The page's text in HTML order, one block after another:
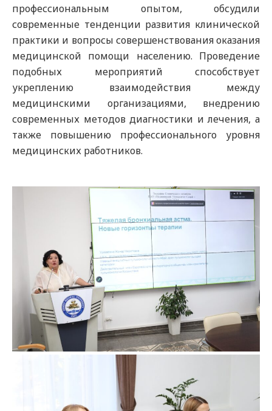
профессиональным опытом, обсудили
современные тенденции развития клинической
практики и вопросы совершенствования оказания
медицинской помощи населению. Проведение
подобных мероприятий способствует
укреплению взаимодействия между
медицинскими организациями, внедрению
современных методов диагностики и лечения, а
также повышению профессионального уровня
медицинских работников.